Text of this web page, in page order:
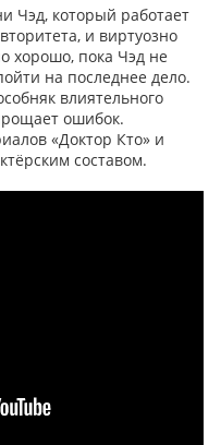
Чэд, который работает
и виртуозно
хорошо, пока Чэд не
на последнее дело.
влиятельного
ошибок.
«Доктор Кто» и
составом.